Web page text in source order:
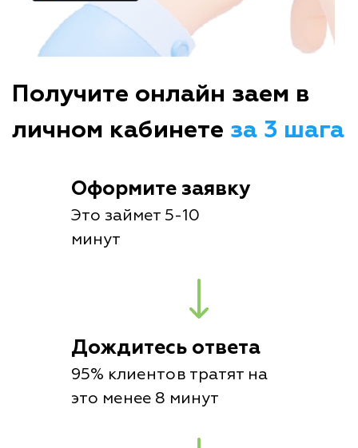
Получите онлайн заем в
личном кабинете за 3 шага
Оформите заявку
Это займет 5-10
минут
Дождитесь ответа
95% клиентов тратят на
это менее 8 минут